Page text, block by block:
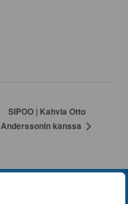
SIPOO | Kahvia Otto
Anderssonin kanssa